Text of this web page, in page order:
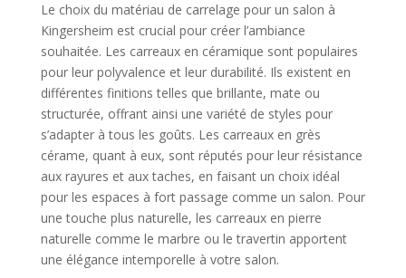
Le choix du matériau de carrelage pour un salon à
Kingersheim est crucial pour créer l’ambiance
souhaitée. Les carreaux en céramique sont populaires
pour leur polyvalence et leur durabilité. Ils existent en
différentes finitions telles que brillante, mate ou
structurée, offrant ainsi une variété de styles pour
s’adapter à tous les goûts. Les carreaux en grès
cérame, quant à eux, sont réputés pour leur résistance
aux rayures et aux taches, en faisant un choix idéal
pour les espaces à fort passage comme un salon. Pour
une touche plus naturelle, les carreaux en pierre
naturelle comme le marbre ou le travertin apportent
une élégance intemporelle à votre salon.